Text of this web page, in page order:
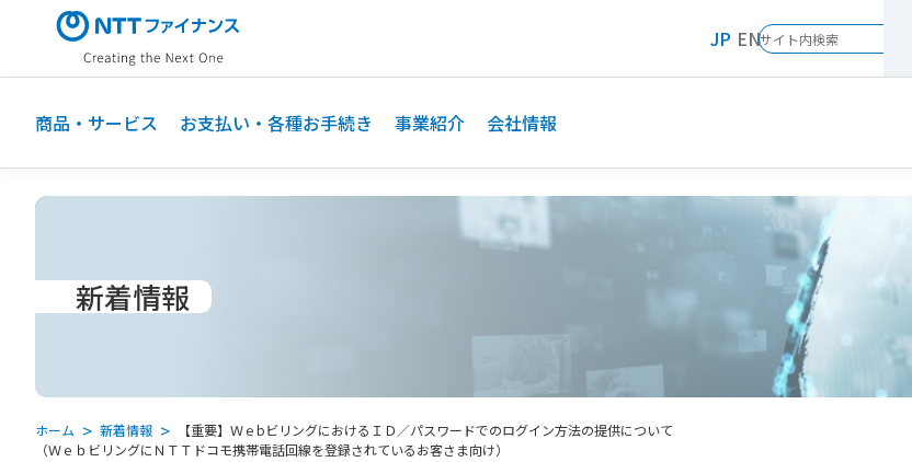
ン
JP EN
商品・サービス お支払い・各種お手続き 事業紹介 会社情報
新着情報
ホーム 新着情報
【重要】ＷｅbビリングにおけるＩＤ／パスワードでのログイン方法の提供について
（ＷｅｂビリングにＮＴＴドコモ携帯電話回線を登録されているお客さま向け）